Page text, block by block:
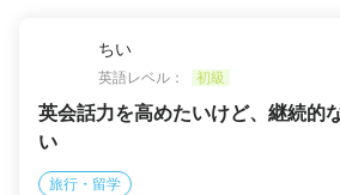
ちい
英語レベル：
初級
英会話力を高めたいけど、継続的
い
旅行・留学